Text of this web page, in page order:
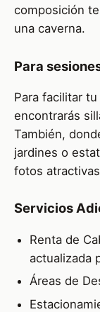
composición
una caverna.
Para
Para facilitar
encontrarás
También,
jardines o
fotos
Servicios
Renta de
actualizada
Áreas de